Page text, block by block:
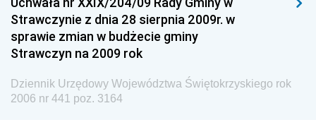
Dziennik Urzędowy Ministra Przemysłu
Dziennik Urzędowy Ministra Finansów i Gospodarki
Dziennik Urzędowy Ministra do Spraw Unii
Dziennik Urzędowy Agencji Wywiadu
Strawczynie z dnia 28 sierpnia 2009r. w
sprawie zmian w budżecie gminy
Strawczyn na 2009 rok
Dziennik Urzędowy Województwa Świętokrzyskiego rok
2006 nr 441 poz. 3164